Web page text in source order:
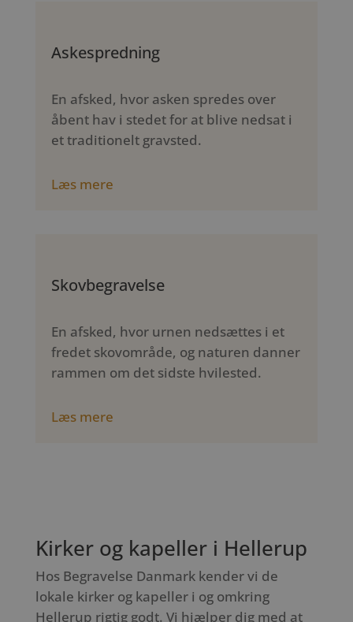
Askespredning
En afsked, hvor asken spredes over
åbent hav i stedet for at blive nedsat i
et traditionelt gravsted.
Læs mere
Skovbegravelse
En afsked, hvor urnen nedsættes i et
fredet skovområde, og naturen danner
rammen om det sidste hvilested.
Læs mere
Kirker og kapeller i Hellerup
Hos Begravelse Danmark kender vi de
lokale kirker og kapeller i og omkring
Hellerup rigtig godt. Vi hjælper dig med at